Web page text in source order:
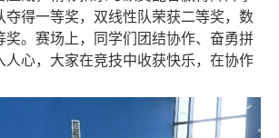
夺得一等奖，双线性队荣获二等奖，数
奖。赛场上，同学们团结协作、奋勇拼
人心，大家在竞技中收获快乐，在协作